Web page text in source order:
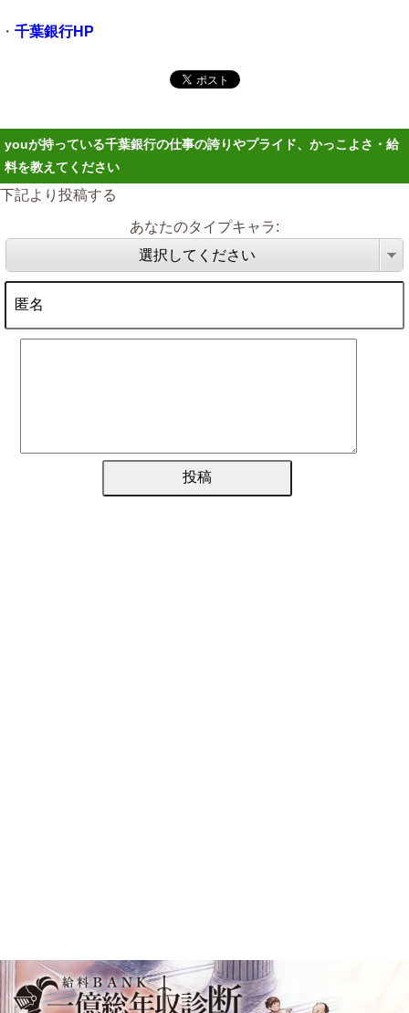
・ 千葉銀行HP
youが持っている千葉銀行の仕事の誇りやプライド、かっこよさ・給
料を教えてください
下記より投稿する
あなたのタイプキャラ:
選択してください